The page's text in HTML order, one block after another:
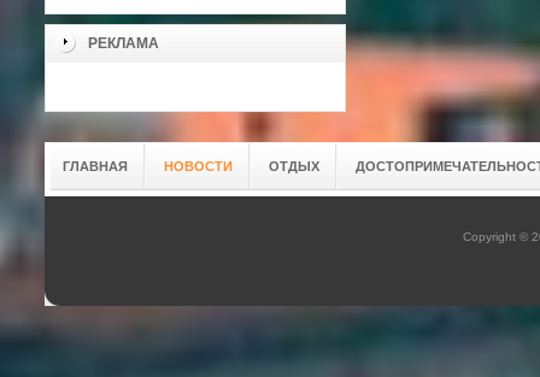
РЕКЛАМА
ГЛАВНАЯ НОВОСТИ ОТДЫХ
Copyright ©